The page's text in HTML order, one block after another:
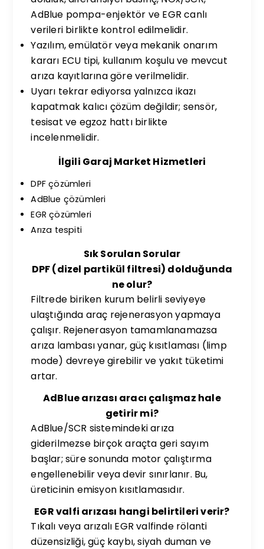
AdBlue pompa-enjektör ve EGR canlı
verileri birlikte kontrol edilmelidir.
Yazılım, emülatör veya mekanik onarım
kararı ECU tipi, kullanım koşulu ve mevcut
arıza kayıtlarına göre verilmelidir.
Uyarı tekrar ediyorsa yalnızca ikazı
kapatmak kalıcı çözüm değildir; sensör,
tesisat ve egzoz hattı birlikte
incelenmelidir.
İlgili Garaj Market Hizmetleri
DPF çözümleri
AdBlue çözümleri
EGR çözümleri
Arıza tespiti
Sık Sorulan Sorular
DPF (dizel partikül filtresi) dolduğunda
ne olur?
Filtrede biriken kurum belirli seviyeye
ulaştığında araç rejenerasyon yapmaya
çalışır. Rejenerasyon tamamlanamazsa
arıza lambası yanar, güç kısıtlaması (limp
mode) devreye girebilir ve yakıt tüketimi
artar.
AdBlue arızası aracı çalışmaz hale
getirir mi?
AdBlue/SCR sistemindeki arıza
giderilmezse birçok araçta geri sayım
başlar; süre sonunda motor çalıştırma
engellenebilir veya devir sınırlanır. Bu,
üreticinin emisyon kısıtlamasıdır.
EGR valfi arızası hangi belirtileri verir?
Tıkalı veya arızalı EGR valfinde rölanti
düzensizliği, güç kaybı, siyah duman ve